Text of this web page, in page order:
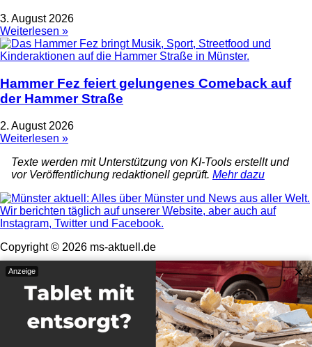
3. August 2026
Weiterlesen »
Hammer Fez feiert gelungenes Comeback auf
der Hammer Straße
2. August 2026
Weiterlesen »
Texte werden mit Unterstützung von KI-Tools erstellt und
vor Veröffentlichung redaktionell geprüft. Mehr dazu
Copyright © 2026 ms-aktuell.de
Impressum & Datenschutz
Mitgliedschaft kündigen
AGB
Anzeige ×